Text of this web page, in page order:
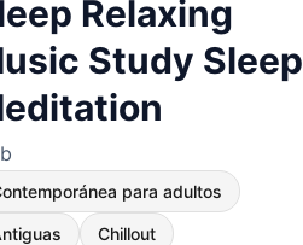
Relaxing
Study Sleep
para adultos
Chillout